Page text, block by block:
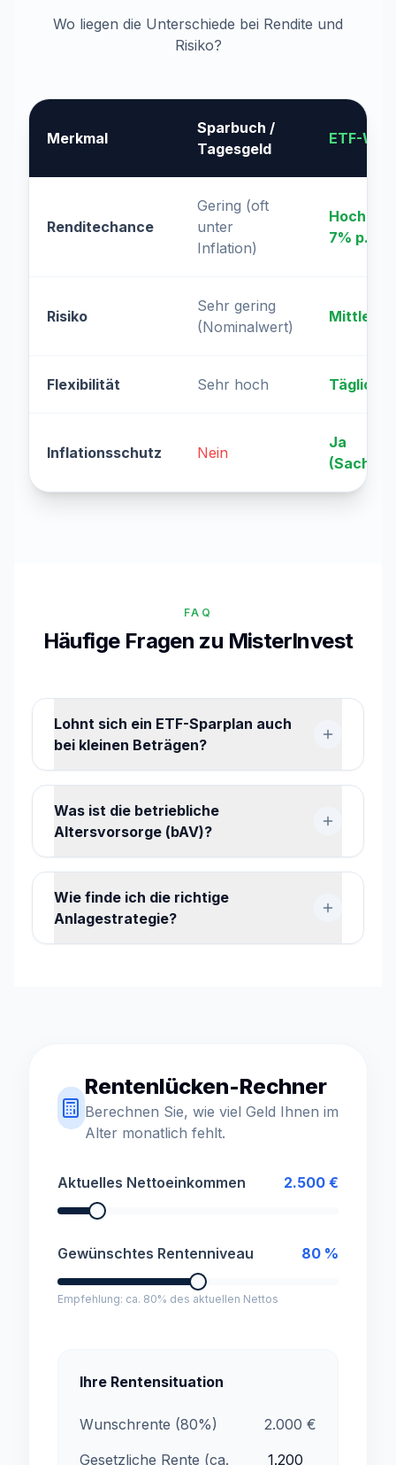
Wo liegen die Unterschiede bei Rendite und
Risiko?
Merkmal
Sparbuch /
Tagesgeld
ETF-
Renditechance
Gering (oft
unter
Inflation)
Hoch
7% p.a.)
Risiko
Sehr gering
(Nominalwert)
Flexibilität Sehr hoch Täglich
Inflationsschutz Nein
Ja
FAQ
Häufige Fragen zu MisterInvest
Lohnt sich ein ETF-Sparplan auch
bei kleinen Beträgen?
Was ist die betriebliche
Altersvorsorge (bAV)?
Wie finde ich die richtige
Anlagestrategie?
Rentenlücken-Rechner
Berechnen Sie, wie viel Geld Ihnen im
Alter monatlich fehlt.
Aktuelles Nettoeinkommen 2.500 €
Gewünschtes Rentenniveau 80 %
Empfehlung: ca. 80% des aktuellen Nettos
Ihre Rentensituation
Wunschrente (80%) 2.000 €
Gesetzliche Rente (ca.
1.200